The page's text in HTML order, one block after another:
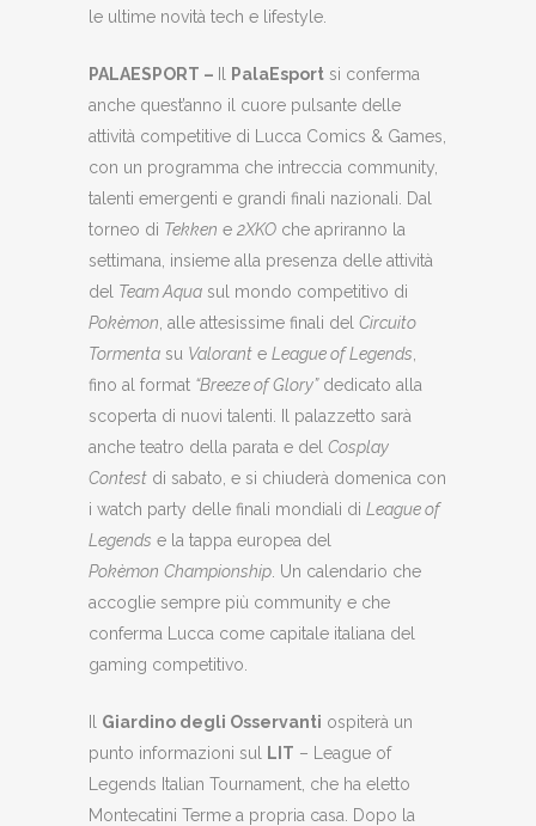
le ultime novità tech e lifestyle.
PALAESPORT – PalaEsport si conferma
anche quest’anno il cuore pulsante delle
attività competitive di Lucca Comics & Games,
con un programma che intreccia community,
talenti emergenti e grandi finali nazionali. Dal
torneo di Tekken e 2XKO che apriranno la
settimana, insieme alla presenza delle attività
del Team Aqua sul mondo competitivo di
Pokèmon , alle attesissime finali del Circuito
Tormenta su Valorant e League of Legends
fino al format “Breeze of Glory”dedicato alla
scoperta di nuovi talenti. Il palazzetto sarà
anche teatro della parata e del Cosplay
Contest di sabato, e si chiuderà domenica con
i watch party delle finali mondiali di League of
Legends e la tappa europea del
Pokèmon Championship . Un calendario che
accoglie sempre più community e che
conferma Lucca come capitale italiana del
gaming competitivo.
Giardino degli Osservanti ospiterà un
punto informazioni sul
LIT – League of
Legends Italian Tournament, che ha eletto
Montecatini Terme a propria casa. Dopo la